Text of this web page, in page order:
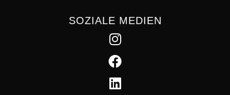
SOZIALE MEDIEN